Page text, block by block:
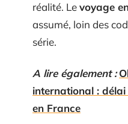
réalité. Levoyage
assumé, loin des
série.
A lire également :
international :
en France